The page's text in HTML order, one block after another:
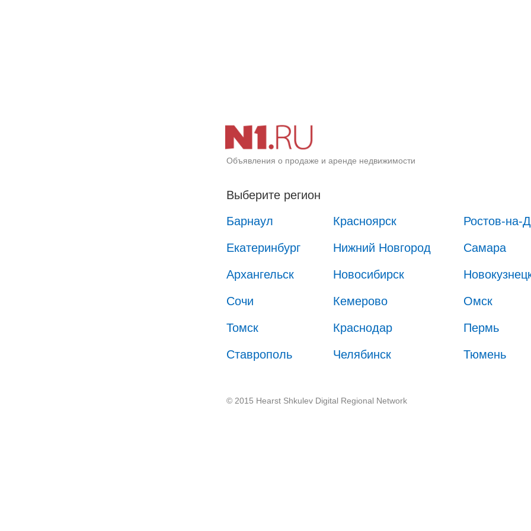
Объявления о продаже и аренде недвижимости
Выберите регион
Барнаул
Красноярск Ростов-на-
Екатеринбург Нижний Новгород Самара
Архангельск Новосибирск
Сочи Кемерово Омск
Томск Краснодар Пермь
Ставрополь Челябинск Тюмень
© 2015 Hearst Shkulev Digital Regional Network